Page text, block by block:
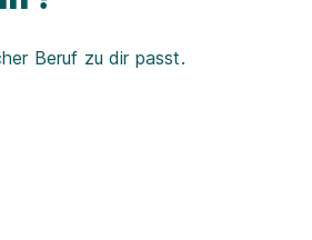
Beruf zu dir passt.